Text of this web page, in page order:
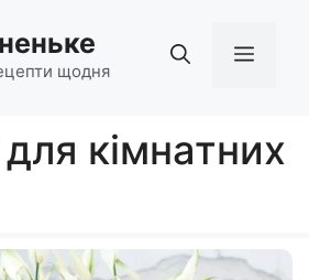
щодня
кімнатних